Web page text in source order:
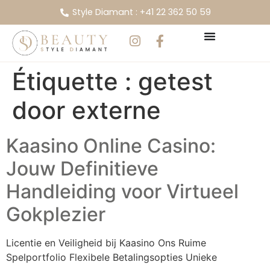
Style Diamant : +41 22 362 50 59
Étiquette : getest
door externe
Kaasino Online Casino:
Jouw Definitieve
Handleiding voor Virtueel
Gokplezier
Licentie en Veiligheid bij Kaasino Ons Ruime
Spelportfolio Flexibele Betalingsopties Unieke